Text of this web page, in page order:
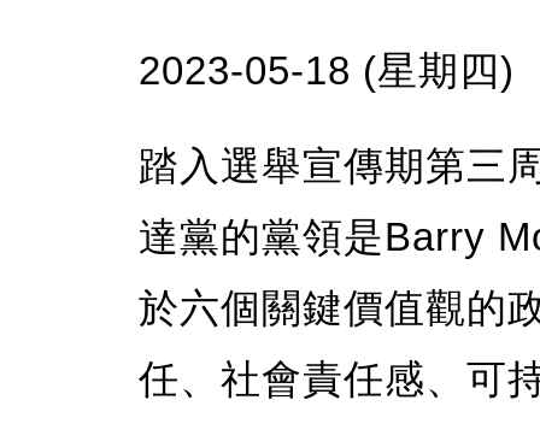
2023-05-18 (星期四)
踏入選舉宣傳期第三
達黨的黨領是Barry
於六個關鍵價值觀的
任、社會責任感、可